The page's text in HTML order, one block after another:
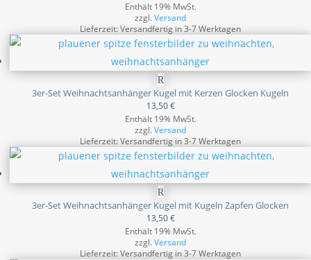
Enthält 19% MwSt.
zzgl.Versand
Lieferzeit: Versandfertig in 3-7 Werktagen
3er-Set Weihnachtsanhänger Kugel mit Kerzen Glocken Kugeln
13,50€
Enthält 19% MwSt.
zzgl.Versand
Lieferzeit: Versandfertig in 3-7 Werktagen
3er-Set Weihnachtsanhänger Kugel mit Kugeln Zapfen Glocken
13,50€
Enthält 19% MwSt.
zzgl.Versand
Lieferzeit: Versandfertig in 3-7 Werktagen